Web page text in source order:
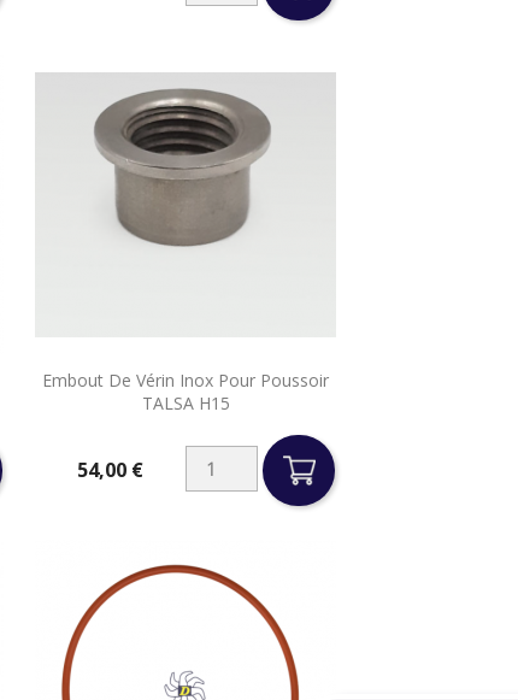
Embout De Vérin Inox Pour Poussoir
TALSA H15
54,00 €
Aperçu rapide